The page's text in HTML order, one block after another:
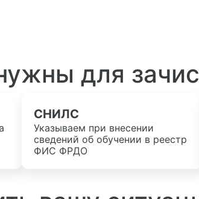
для
СНИЛС
Указываем при внесении
сведений об обучении в реестр
ФИС ФРДО